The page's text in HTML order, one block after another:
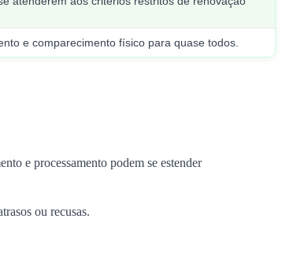
e comparecimento físico para quase todos.
e processamento podem se estender
ou recusas.